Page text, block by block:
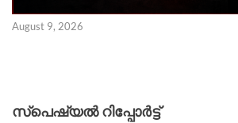
August 9, 2026
സ്പെഷ്യൽ റിപ്പോര്‍ട്ട്